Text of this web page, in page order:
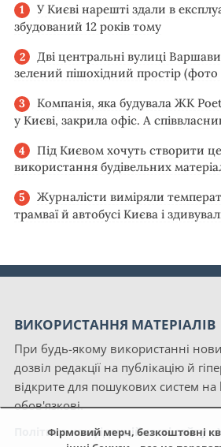
Фірмовий мерч, безкоштовні
У Києві нарешті здали в
збудований 12 років тому
Дві центральні вулиці
зелений пішохідний простір (фото
Компанія, яка будувала ЖК
у Києві, закрила офіс. А
Під Києвом хочуть створити
використання будівельних
Журналісти виміряли
трамваї й автобусі Києва і
ВИКОРИСТАННЯ МАТЕРІАЛІВ
При будь-якому використанні
дозвіл редакції на публікацію й
відкрите для пошукових систем
обов'язкові.
Політика конфіденційності сайту